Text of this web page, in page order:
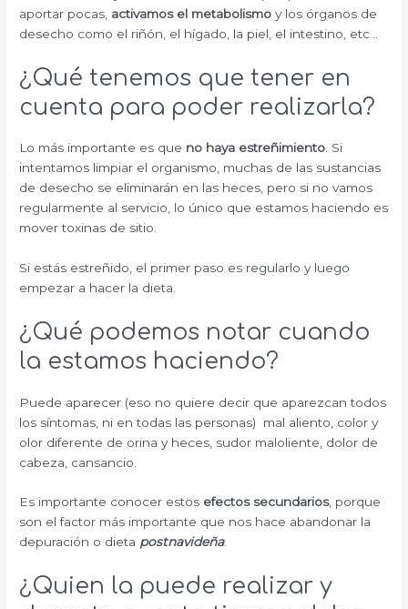
aportar pocas, activamos el metabolismo y los órganos de
desecho como el riñón, el hígado, la piel, el intestino, etc…
¿Qué tenemos que tener en
cuenta para poder realizarla?
Lo más importante es que no haya estreñimiento. Si
intentamos limpiar el organismo, muchas de las sustancias
de desecho se eliminarán en las heces, pero si no vamos
regularmente al servicio, lo único que estamos haciendo es
mover toxinas de sitio.
Si estás estreñido, el primer paso es regularlo y luego
empezar a hacer la dieta.
¿Qué podemos notar cuando
la estamos haciendo?
Puede aparecer (eso no quiere decir que aparezcan todos
los síntomas, ni en todas las personas) mal aliento, color y
olor diferente de orina y heces, sudor maloliente, dolor de
cabeza, cansancio.
Es importante conocer estos efectos secundarios, porque
son el factor más importante que nos hace abandonar la
depuración o dieta postnavideña.
¿Quien la puede realizar y